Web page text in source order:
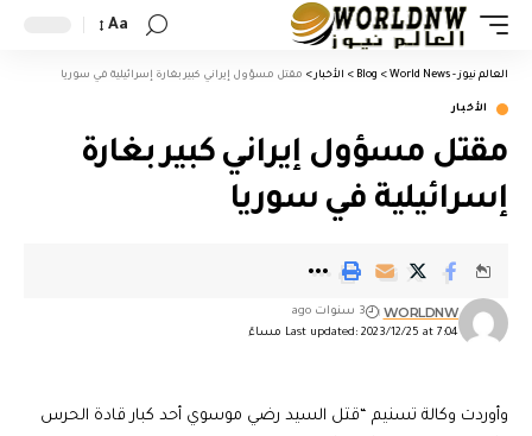
Aa
العالم نيوز - World News >
Blog
> الأخبار > مقتل مسؤول إيراني كبير بغارة إسرائيلية في سوريا
الأخبار
مقتل مسؤول إيراني كبير بغارة
إسرائيلية في سوريا
Last updated: 2023/12/25 at 7:04 مساءً
WORLDNW 3 سنوات ago
وأوردت وكالة تسنيم “قتل السيد رضي موسوي أحد كبار قادة الحرس